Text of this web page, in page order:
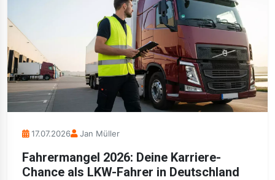
17.07.2026 Jan Müller
Fahrermangel 2026: Deine Karriere-
Chance als LKW-Fahrer in Deutschland